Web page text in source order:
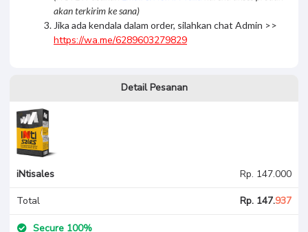
akan terkirim ke sana)
Jika ada kendala dalam order, silahkan chat Admin >>
https://wa.me/6289603279829
Detail Pesanan
iNtisales Rp. 147.000
Total Rp. 147.937
Secure 100%